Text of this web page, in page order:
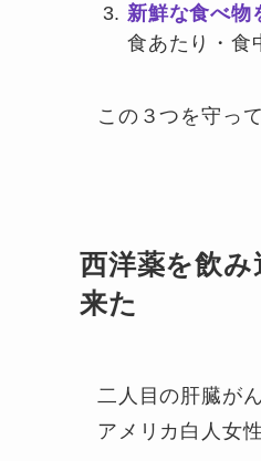
新鮮な食べ物
食あたり・食
この３つを守っ
西洋薬を飲
来た
二人目の肝臓が
アメリカ白人女